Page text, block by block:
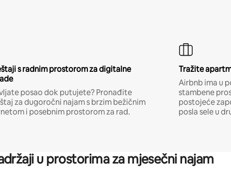
s radnim prostorom za digitalne
posao dok putujete? Pronađite
za dugoročni najam s brzim bežičnim
i posebnim prostorom za rad.
Tražite
Airbnb ima u
stambene
postojeće
posla sele u
u prostorima za mjesečni najam